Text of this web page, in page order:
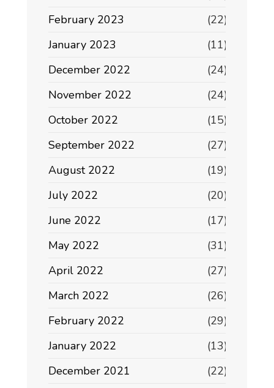
February 2023
(22)
January 2023
(11)
December 2022
(24)
November 2022
(24)
October 2022
(15)
September 2022
(27)
August 2022
(19)
July 2022
(20)
June 2022
(17)
May 2022
(31)
April 2022
(27)
March 2022
(26)
February 2022
(29)
January 2022
(13)
December 2021
(22)